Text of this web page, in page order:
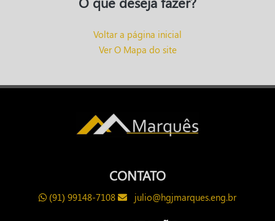
Voltar a página inicial
Ver O Mapa do site
CONTATO
(91) 99148-7108 julio@hgjmarques.eng.br